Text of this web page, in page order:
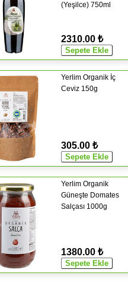
(Yeşilce) 750ml
2310.00 ₺
Yerlim Organik İç
Ceviz 150g
305.00 ₺
Yerlim Organik
Güneşte Domates
Salçası 1000g
1380.00 ₺